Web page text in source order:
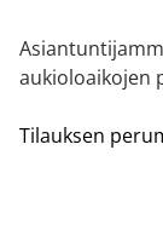
aukioloaikojen
Tilauksen